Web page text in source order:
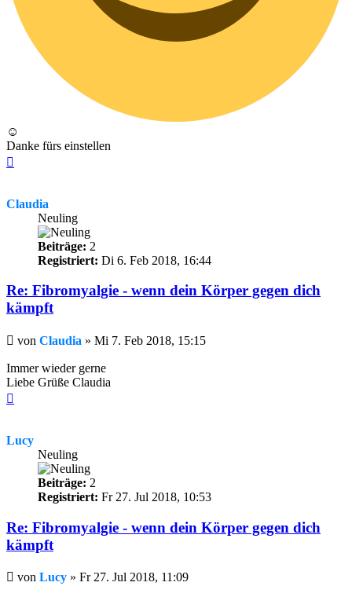
☺
Danke fürs einstellen
Claudia
Neuling
Beiträge: 2
Registriert: Di 6. Feb 2018, 16:44
Re: Fibromyalgie - wenn dein Körper gegen dich
kämpft
Beitrag
von Claudia » Mi 7. Feb 2018, 15:15
Immer wieder gerne
Liebe Grüße Claudia
Lucy
Neuling
Beiträge: 2
Registriert: Fr 27. Jul 2018, 10:53
Re: Fibromyalgie - wenn dein Körper gegen dich
kämpft
Beitrag
von Lucy » Fr 27. Jul 2018, 11:09